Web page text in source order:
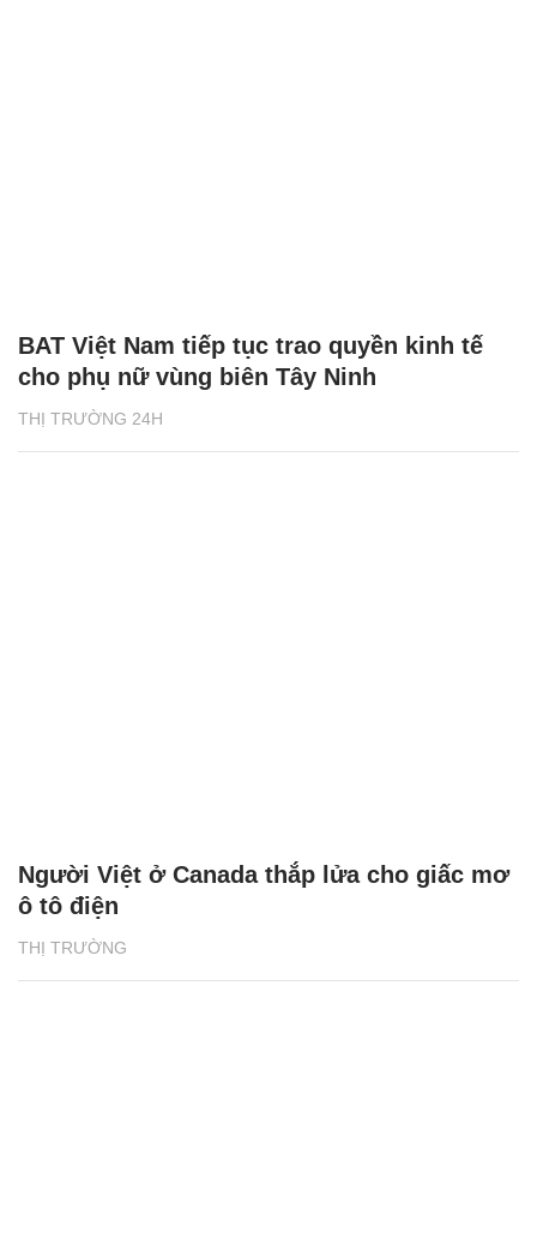
THỊ TRƯỜNG 24H
BAT Việt Nam tiếp tục trao quyền kinh tế
cho phụ nữ vùng biên Tây Ninh
THỊ TRƯỜNG
Người Việt ở Canada thắp lửa cho giấc mơ
ô tô điện